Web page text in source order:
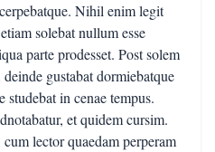
Nihil enim legit
solebat nullum esse
parte prodesset. Post solem
gustabat dormiebatque
in cenae tempus.
et quidem cursim.
lector quaedam perperam